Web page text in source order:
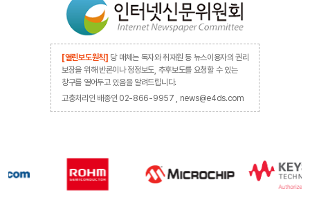
[열린보도원칙] 당 매체는 독자와 취재원 등 뉴스이용자의 권리
보장을 위해 반론이나 정정보도, 추후보도를 요청할 수 있는
창구를 열어두고 있음을 알려드립니다.
고충처리인 배종인 02-866-9957 , news@e4ds.com